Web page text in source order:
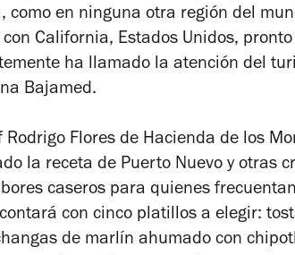
como en ninguna otra región del
con California, Estados Unidos,
ha llamado la atención del
Bajamed.
Rodrigo Flores de Hacienda de los
la receta de Puerto Nuevo y otras
caseros para quienes
con cinco platillos a elegir:
de marlín ahumado con